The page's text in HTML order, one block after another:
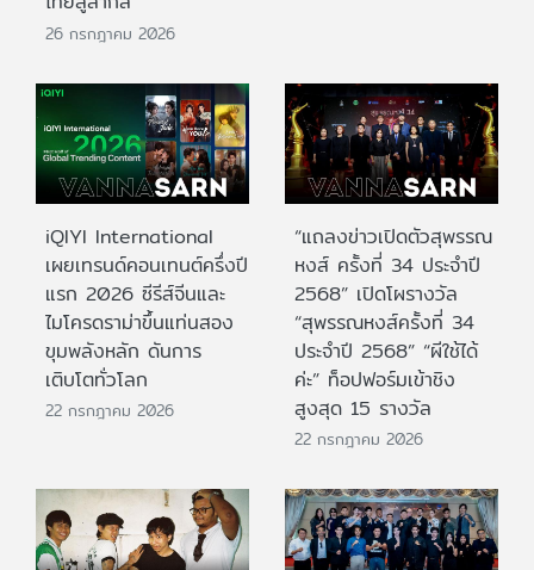
26 กรกฎาคม 2026
iQIYI International
เผยเทรนด์คอนเทนต์ครึ่งปี
แรก 2026 ซีรีส์จีนและ
ไมโครดราม่าขึ้นแท่นสอง
ขุมพลังหลัก ดันการ
เติบโตทั่วโลก
22 กรกฎาคม 2026
“แถลงข่าวเปิดตัวสุพรรณ
หงส์ ครั้งที่ 34 ประจำปี
2568” เปิดโผรางวัล
“สุพรรณหงส์ครั้งที่ 34
ประจำปี 2568” “ผีใช้ได้
ค่ะ” ท็อปฟอร์มเข้าชิง
สูงสุด 15 รางวัล
22 กรกฎาคม 2026